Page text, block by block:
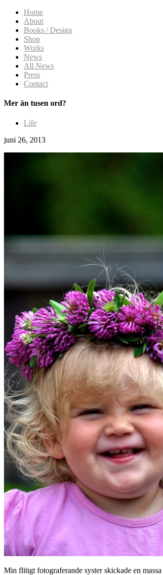
Home
About
Books / Design
Shop
Works
News
All News
Press
Contact
Mer än tusen ord?
Life
juni 26, 2013
Min flitigt fotograferande syster skickade en